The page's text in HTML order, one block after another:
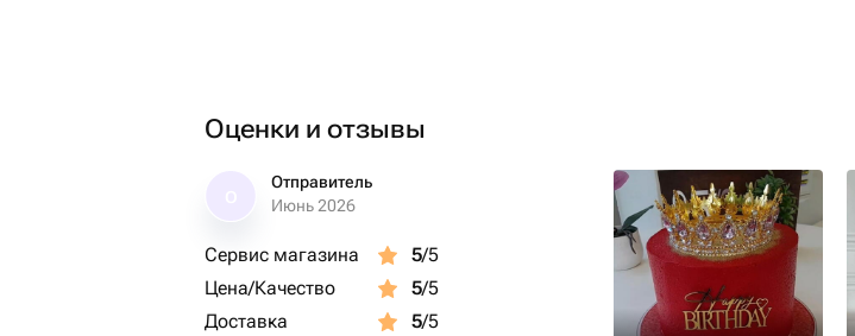
Оценки и отзывы
Отправитель
Июнь 2026
Сервис магазина 5/5
Цена/Качество
5/5
Доставка
5/5